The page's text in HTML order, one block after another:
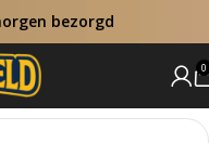
bezorgd
0